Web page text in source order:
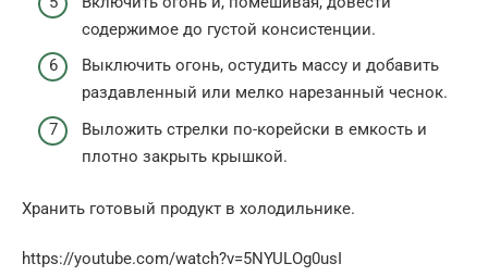
содержимое до густой консистенции.
Выключить огонь, остудить массу и добавить
раздавленный или мелко нарезанный чеснок.
Выложить стрелки по-корейски в емкость и
плотно закрыть крышкой.
Хранить готовый продукт в холодильнике.
https://youtube.com/watch?v=5NYULOg0usI